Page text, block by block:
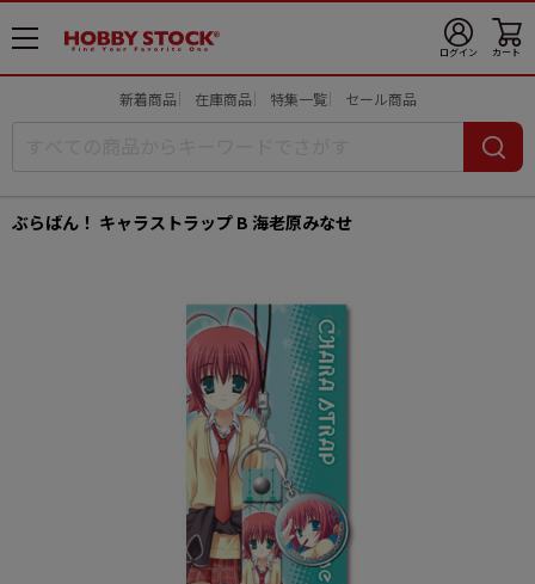
メ
ニ
ログイン カート
新着商品 在庫商品 特集一覧 セール商品
ぶらばん！ キャラストラップ B 海老原みなせ